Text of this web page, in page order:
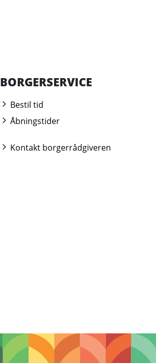
BORGERSERVICE
Bestil tid
Åbningstider
Kontakt borgerrådgiveren